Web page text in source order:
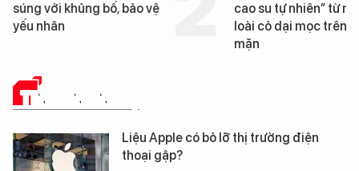
cao su tự nhiên” từ một
loài cỏ dại mọc trên đất
Đà Nẵng sắp bị kiểm
TIN CÔNG NGHỆ
Liệu Apple có bỏ lỡ thị trường điện
thoại gập?